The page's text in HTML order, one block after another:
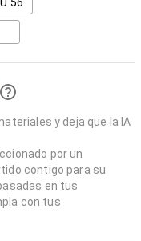
y deja que la IA
por un
contigo para su
en tus
con tus